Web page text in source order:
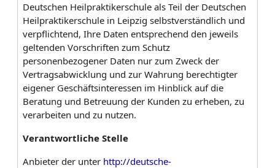
Deutschen Heilpraktikerschule als Teil der Deutschen
Heilpraktikerschule in Leipzig selbstverständlich und
verpflichtend, Ihre Daten entsprechend den jeweils
geltenden Vorschriften zum Schutz
personenbezogener Daten nur zum Zweck der
Vertragsabwicklung und zur Wahrung berechtigter
eigener Geschäftsinteressen im Hinblick auf die
Beratung und Betreuung der Kunden zu erheben, zu
verarbeiten und zu nutzen.
Verantwortliche Stelle
Anbieter der unter http://deutsche-